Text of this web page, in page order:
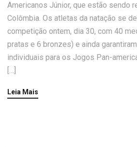
Americanos Júnior, que estão sendo
Colômbia. Os atletas da natação se
competição ontem, dia 30, com 40
pratas e 6 bronzes) e ainda
individuais para os Jogos Pan-
[…]
Leia Mais